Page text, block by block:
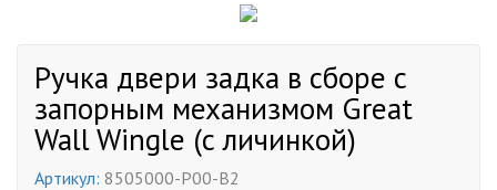
Ручка двери задка в сборе с
запорным механизмом Great
Wall Wingle (с личинкой)
Артикул: 8505000-P00-B2